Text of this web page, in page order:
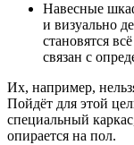
Навесные
и визуально
становятся
связан с
Их, например,
Пойдёт для этой
специальный
опирается на пол.